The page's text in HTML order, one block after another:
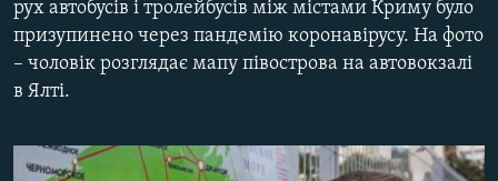
ДЕПОРТАЦІЯ
ВІДЕОУРОКИ «ELIFBE»
СВІДЧЕННЯ ОКУПАЦІЇ
ІНФОГРАФІКА
ЯК ОБІЙТИ БЛОКУВАННЯ
Русский
ДОЛУЧАЙСЯ!
рух автобусів і тролейбусів між містами Криму було
призупинено через пандемію коронавірусу. На фото
– чоловік розглядає мапу півострова на автовокзалі
в Ялті.